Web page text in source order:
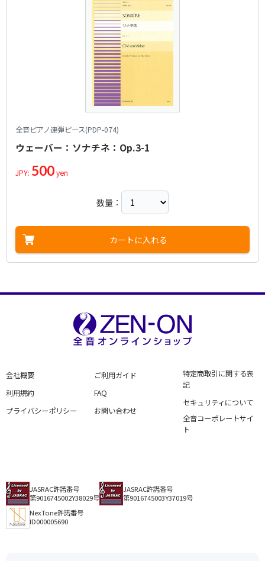
全音ピアノ連弾ピース(PDP-074)
ウェーバー：ソナチネ：Op.3-1
JPY: 500yen
数量：
カートに入れる
会社概要
利用規約
プライバシーポリシー
ご利用ガイド
FAQ
お問い合わせ
特定商取引に関する表
記
セキュリティについて
全音コーポレートサイ
ト
JASRAC許諾番号
第9016745002Y38029号
JASRAC許諾番号
第9016745003Y37019号
NexTone許諾番号
ID000005690